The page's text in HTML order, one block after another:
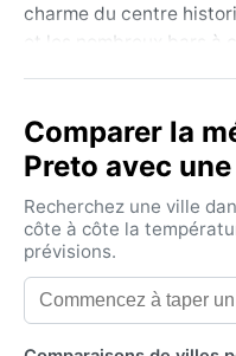
charme du centre
et les nombreux bars à
parcs urbains comme le
milieu de l’effervescence.
Sous la classification
tropicale), Ribeirão
marquées. L’été,
humide : les
et les après‑midi sont
Comparer la
Preto avec
Recherchez une ville
côte à côte la
prévisions.